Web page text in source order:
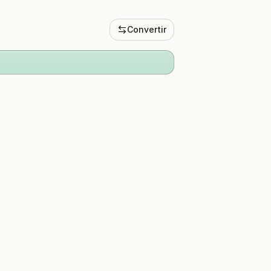
Convertir